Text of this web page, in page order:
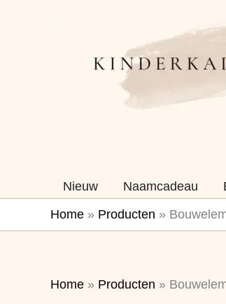
Nieuw Naamcadeau
Home » Producten »
Home » Producten »